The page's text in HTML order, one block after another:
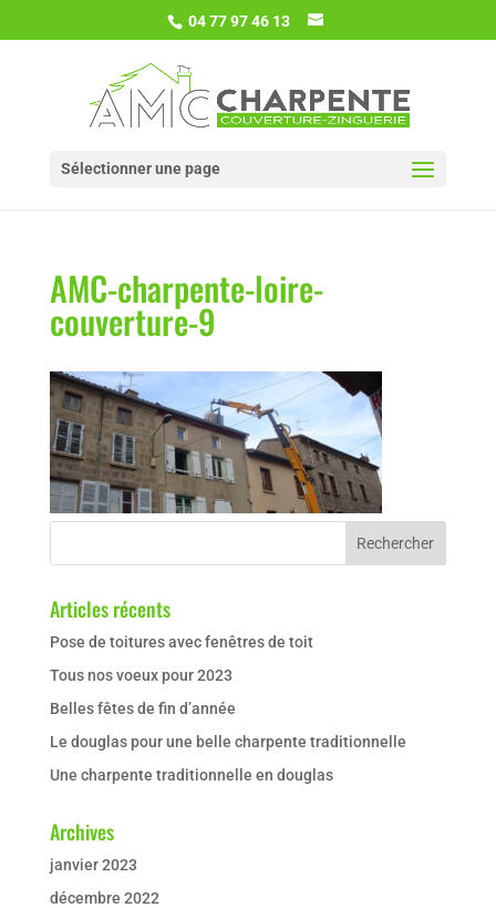
04 77 97 46 13
Sélectionner une page
AMC-charpente-loire-
couverture-9
Articles récents
Pose de toitures avec fenêtres de toit
Tous nos voeux pour 2023
Belles fêtes de fin d’année
Le douglas pour une belle charpente traditionnelle
Une charpente traditionnelle en douglas
Archives
janvier 2023
décembre 2022